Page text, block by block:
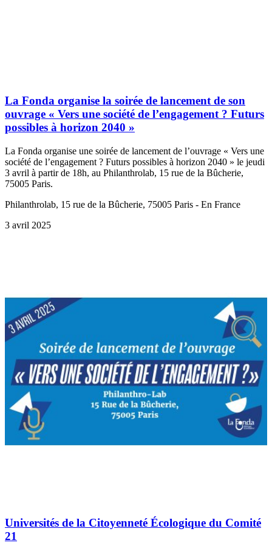
La Fonda organise la soirée de lancement de son
ouvrage « Vers une société de l’engagement ? Futurs
possibles à horizon 2040 »
La Fonda organise une soirée de lancement de l’ouvrage « Vers une
société de l’engagement ? Futurs possibles à horizon 2040 » le jeudi
3 avril à partir de 18h, au Philanthrolab, 15 rue de la Bûcherie,
75005 Paris.
Philanthrolab, 15 rue de la Bûcherie, 75005 Paris - En France
3 avril 2025
Universités de la Citoyenneté Écologique du Comité
21